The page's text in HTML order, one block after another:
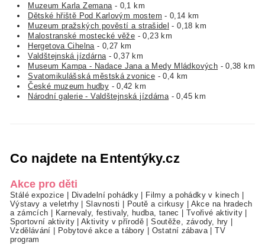
Muzeum Karla Zemana - 0,1 km
Dětské hřiště Pod Karlovým mostem - 0,14 km
Muzeum pražských pověstí a strašidel - 0,18 km
Malostranské mostecké věže - 0,23 km
Hergetova Cihelna - 0,27 km
Valdštejnská jízdárna - 0,37 km
Museum Kampa - Nadace Jana a Medy Mládkových - 0,38 km
Svatomikulášská městská zvonice - 0,4 km
České muzeum hudby - 0,42 km
Národní galerie - Valdštejnská jízdárna - 0,45 km
Co najdete na Ententýky.cz
Akce pro děti
Stálé expozice Divadelní pohádky Filmy a pohádky v kinech
Výstavy a veletrhy|Slavnosti Poutě a cirkusy
Akce na hradech
a zámcích
Karnevaly, festivaly, hudba, tanec Tvořivé aktivity
Sportovní aktivity|Aktivity v přírodě |Soutěže, závody, hry
Vzdělávání
Pobytové akce a tábory Ostatní zábava|TV
program